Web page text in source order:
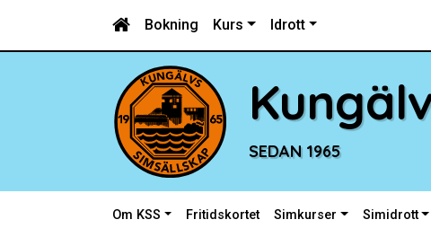
Bokning Kurs Idrott
SEDAN 1965
Om KSS Fritidskortet Simkurser Simidrott